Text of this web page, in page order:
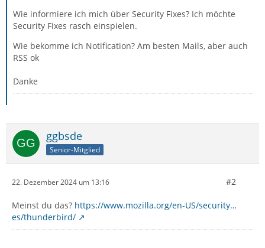
Wie informiere ich mich über Security Fixes? Ich möchte
Security Fixes rasch einspielen.
Wie bekomme ich Notification? Am besten Mails, aber auch
RSS ok
Danke
ggbsde
Senior-Mitglied
22. Dezember 2024 um 13:16 #2
Meinst du das? https://www.mozilla.org/en-US/security…
es/thunderbird/